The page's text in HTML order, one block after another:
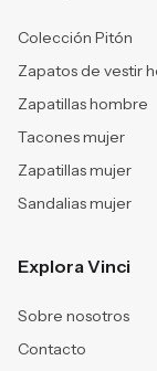
Colección Pitón
Zapatos de vestir
Zapatillas hombre
Tacones mujer
Zapatillas mujer
Sandalias mujer
Explora Vinci
Sobre nosotros
Contacto